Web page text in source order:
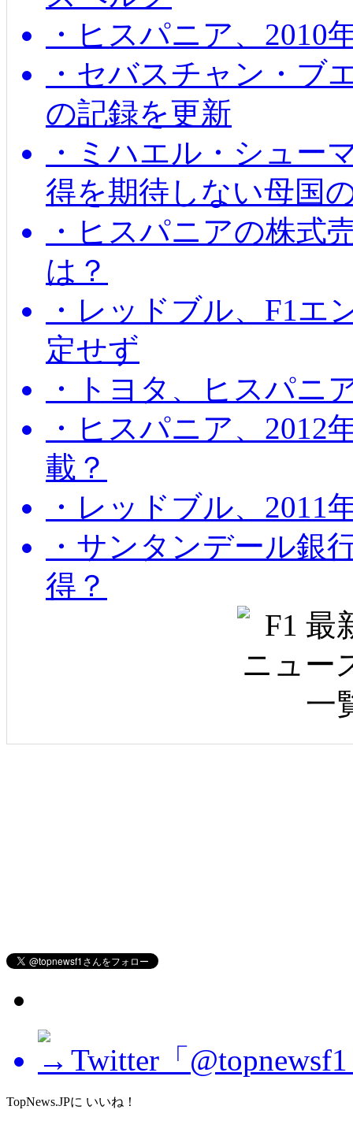
・ヒスパニア、2010
・セバスチャン・ブ
の記録を更新
・ミハエル・シュー
得を期待しない母国
・ヒスパニアの株式
は？
・レッドブル、F1エ
定せず
・トヨタ、ヒスパニ
・ヒスパニア、2012
載？
・レッドブル、2011
・サンタンデール銀
得？
Twitter「
TopNews.JPに いいね！